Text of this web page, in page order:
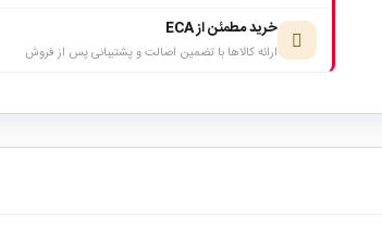
خرید مطمئن از ECA
ارائه کالاها با تضمین اصالت و پشتیبانی پس از فروش